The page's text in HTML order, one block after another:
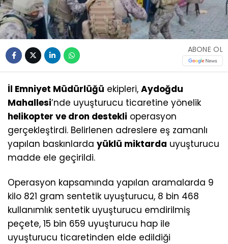
ABONE OL
İl Emniyet Müdürlüğü ekipleri, Aydoğdu
Mahallesi’nde uyuşturucu ticaretine yönelik
helikopter ve dron destekli operasyon
gerçekleştirdi. Belirlenen adreslere eş zamanlı
yapılan baskınlarda yüklü miktarda uyuşturucu
madde ele geçirildi.
Operasyon kapsamında yapılan aramalarda 9
kilo 821 gram sentetik uyuşturucu, 8 bin 468
kullanımlık sentetik uyuşturucu emdirilmiş
peçete, 15 bin 659 uyuşturucu hap ile
uyuşturucu ticaretinden elde edildiği